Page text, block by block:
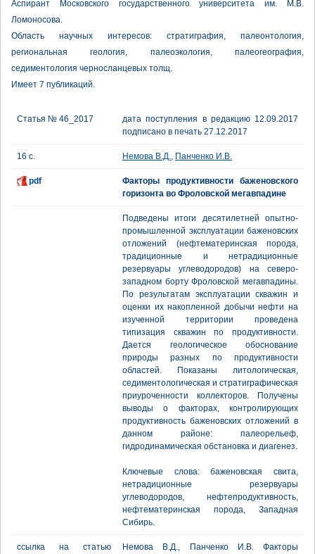
Аспирант Московского государственного университета им. М.В.
Ломоносова.
Область научных интересов: стратиграфия, палеонтология,
региональная геология, палеоэкология, палеогеография,
седиментология черносланцевых толщ.
Имеет 7 публикаций.
Статья № 46_2017
дата поступления в редакцию 12.09.2017
подписано в печать 27.12.2017
16 с. Немова В.Д., Панченко И.В.
pdf
Факторы продуктивности баженовского
горизонта во Фроловской мегавпадине
Подведены итоги десятилетней опытно-
промышленной эксплуатации баженовских
отложений (нефтематеринская порода,
традиционные и нетрадиционные
резервуары углеводородов) на северо-
западном борту Фроловской мегавпадины.
По результатам эксплуатации скважин и
оценки их накопленной добычи нефти на
изученной территории проведена
типизация скважин по продуктивности.
Дается геологическое обоснование
природы разных по продуктивности
областей. Показаны литологическая,
седиментологическая и стратиграфическая
приуроченности коллекторов. Получены
выводы о факторах, контролирующих
продуктивность баженовских отложений в
данном районе: палеорельеф,
гидродинамическая обстановка и диагенез.
Ключевые слова: баженовская свита,
нетрадиционные резервуары
углеводородов, нефтепродуктивность,
нефтематеринская порода, Западная
Сибирь.
ссылка на статью
Немова В.Д., Панченко И.В. Факторы